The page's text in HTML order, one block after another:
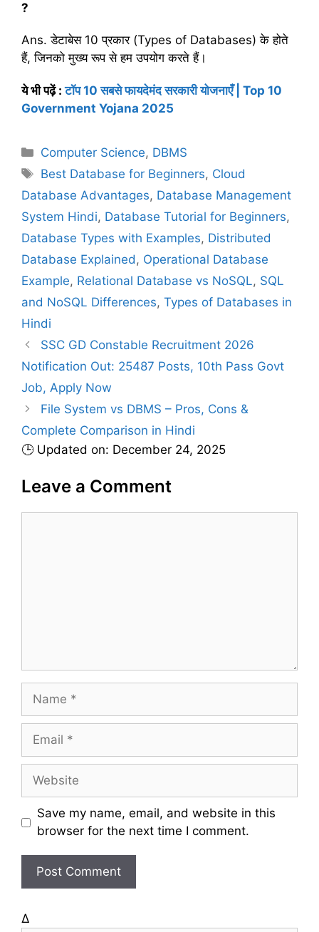
?
Ans. डेटाबेस 10 प्रकार (Types of Databases) के होते
हैं, जिनको मुख्य रूप से हम उपयोग करते हैं।
ये भी पढ़ें :टॉप 10 सबसे फायदेमंद सरकारी योजनाएँ | Top 10
Government Yojana 2025
C
a
e
g
o
r
s
Computer Science, DBMS
T
s
Best Database for Beginners, Cloud
Database Advantages, Database Management
System Hindi, Database Tutorial for Beginners,
Database Types with Examples, Distributed
Database Explained , Operational Database
Example, Relational Database vs NoSQL, SQL
and NoSQL Differences, Types of Databases in
Hindi
SSC GD Constable Recruitment 2026
Notification Out: 25487 Posts, 10th Pass Govt
Job, Apply Now
File System vs DBMS – Pros, Cons &
Complete Comparison in Hindi
🕒 Updated on: December 24, 2025
Leave a Comment
m
a
s
Save my name, email, and website in this
browser for the next time I comment.
Δ